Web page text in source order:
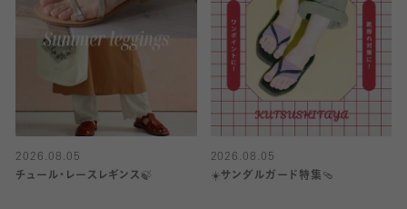
2026.08.05
チュール・レースレギンス🍃
2026.08.05
☀️サンダルガード特集🩴